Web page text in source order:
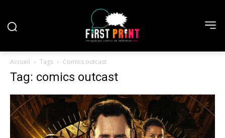
Accueil Tags Comics outcast
Tag: comics outcast